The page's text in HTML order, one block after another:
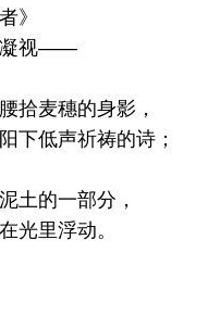
》
凝视——
拾麦穗的身影，
下低声祈祷的诗；
土的一部分，
光里浮动。